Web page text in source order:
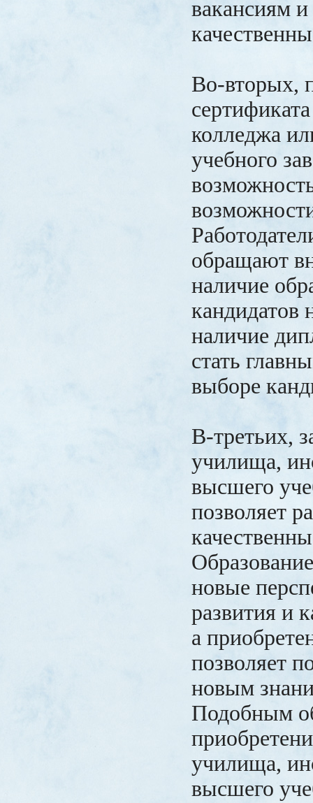
вакансиям
Во-вторых,
колледжа
учебного
обращают
наличие
кандидатов
наличие
стать
выборе
В-третьих,
училища,
высшего
позволяет
новые
развития и
а
позволяет
новым
Подобным
училища,
высшего